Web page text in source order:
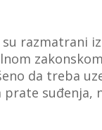
razmatrani
da treba